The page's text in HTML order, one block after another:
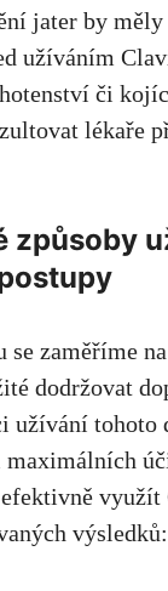
jater by
užíváním
či
lékaře
způsoby
se zaměříme
dodržovat
užívání tohoto
maximálních
využít
výsledků: